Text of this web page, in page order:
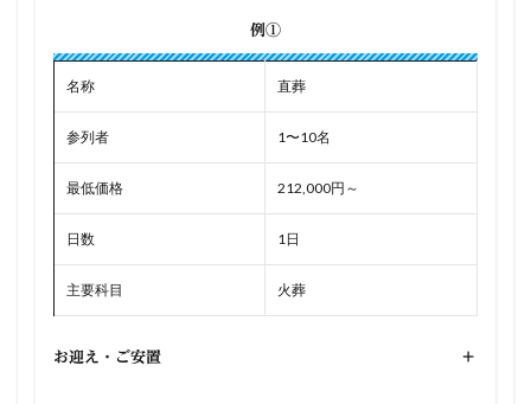
例①
名称 直葬
参列者 1〜10名
最低価格 212,000円～
日数 1日
主要科目 火葬
お迎え・ご安置 +